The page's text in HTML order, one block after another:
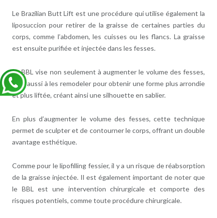
Le Brazilian Butt Lift est une procédure qui utilise également la
liposuccion pour retirer de la graisse de certaines parties du
corps, comme l’abdomen, les cuisses ou les flancs. La graisse
est ensuite purifiée et injectée dans les fesses.
Le BBL vise non seulement à augmenter le volume des fesses,
mais aussi à les remodeler pour obtenir une forme plus arrondie
et plus liftée, créant ainsi une silhouette en sablier.
En plus d’augmenter le volume des fesses, cette technique
permet de sculpter et de contourner le corps, offrant un double
avantage esthétique.
Comme pour le lipofilling fessier, il y a un risque de réabsorption
de la graisse injectée. Il est également important de noter que
le BBL est une intervention chirurgicale et comporte des
risques potentiels, comme toute procédure chirurgicale.